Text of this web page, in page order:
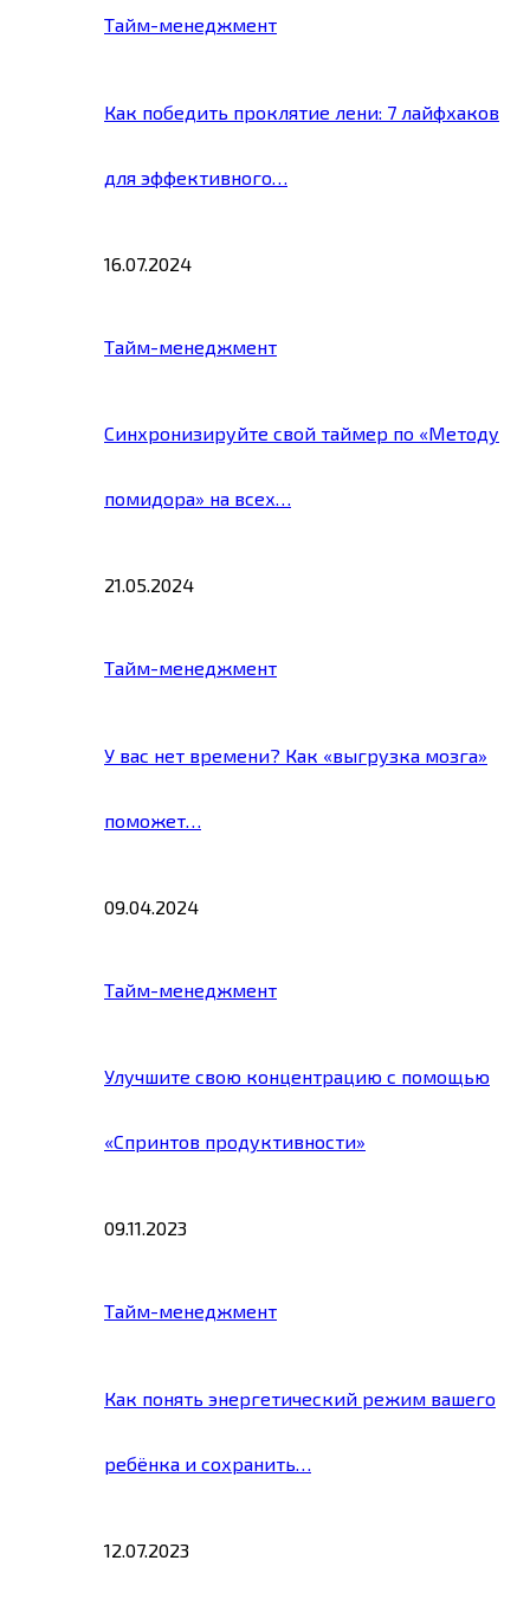
Тайм-менеджмент
Как победить проклятие лени: 7 лайфхаков
для эффективного…
16.07.2024
Тайм-менеджмент
Синхронизируйте свой таймер по «Методу
помидора» на всех…
21.05.2024
Тайм-менеджмент
У вас нет времени? Как «выгрузка мозга»
поможет…
09.04.2024
Тайм-менеджмент
Улучшите свою концентрацию с помощью
«Спринтов продуктивности»
09.11.2023
Тайм-менеджмент
Как понять энергетический режим вашего
ребёнка и сохранить…
12.07.2023